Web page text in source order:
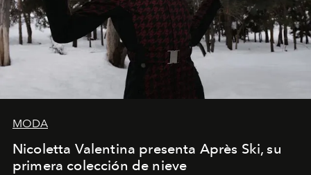
MODA
Nicoletta Valentina presenta Après Ski, su
primera colección de nieve